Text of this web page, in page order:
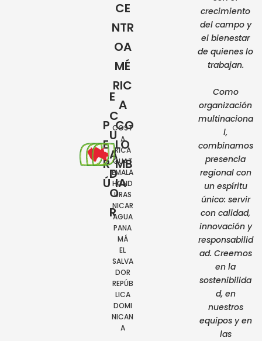
P
E
R
Ú
E
C
U
A
D
O
R
CO
LO
MB
IA
CE
NTR
OA
MÉ
RIC
A
COST
A
RICA
GUAT
EMALA
HOND
URAS
NICAR
AGUA
PANA
MÁ
EL
SALVA
DOR
REPÚB
LICA
DOMI
NICAN
A
crecimiento
del campo y
el bienestar
de quienes lo
trabajan.
Como
organización
multinaciona
l,
combinamos
presencia
regional con
un espíritu
único: servir
con calidad,
innovación y
responsabilid
ad. Creemos
en la
sostenibilida
d, en
nuestros
equipos y en
las